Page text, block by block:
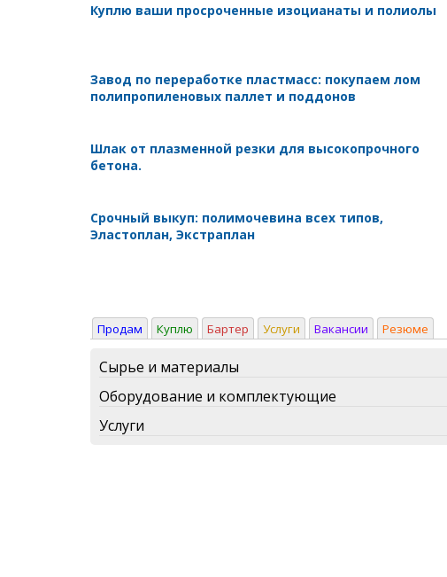
Куплю ваши просроченные изоцианаты и полиолы
Завод по переработке пластмасс: покупаем лом
полипропиленовых паллет и поддонов
Шлак от плазменной резки для высокопрочного
бетона.
Срочный выкуп: полимочевина всех типов,
Эластоплан, Экстраплан
Продам Куплю Бартер Услуги Вакансии Резюме
Сырье и материалы
Оборудование и комплектующие
Услуги